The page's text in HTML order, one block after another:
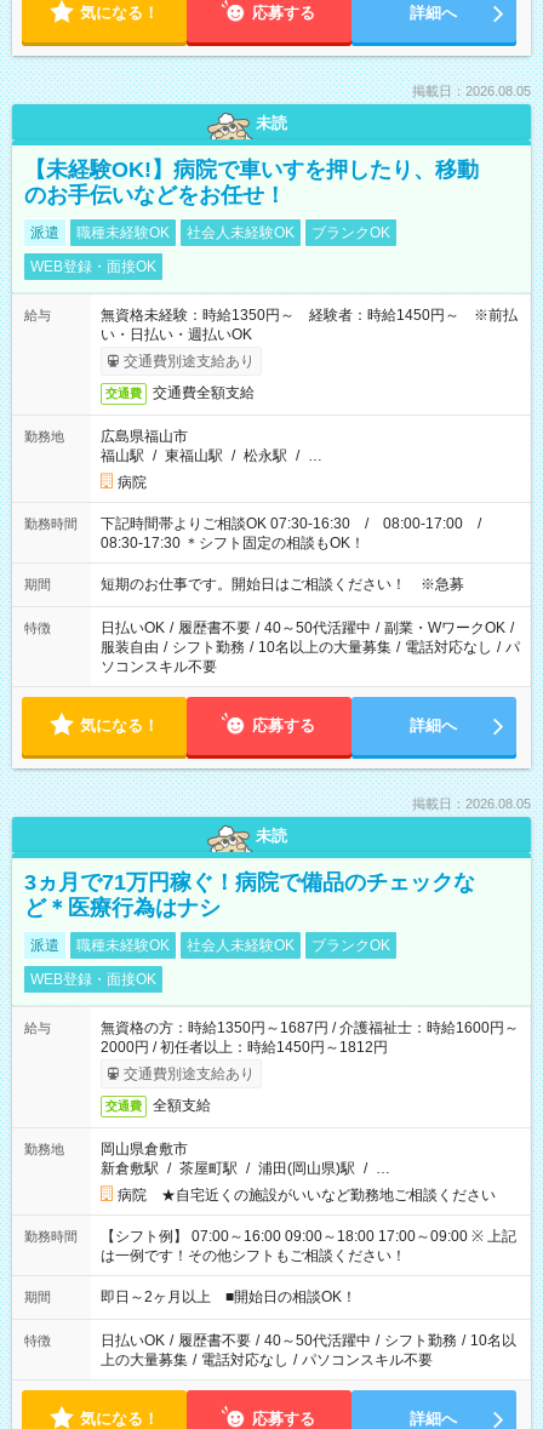
気になる！ 応募する 詳細へ
掲載日：2026.08.05
未読
【未経験OK!】病院で車いすを押したり、移動
のお手伝いなどをお任せ！
派遣 職種未経験OK 社会人未経験OK
ブランクOK
WEB登録・面接OK
給与
無資格未経験：時給1350円～ 経験者：時給1450円～ ※前払
い・日払い・週払いOK
交通費別途支給あり
交通費 交通費全額支給
勤務地
広島県福山市
福山駅 / 東福山駅 / 松永駅 / …
病院
勤務時間
下記時間帯よりご相談OK 07:30-16:30 / 08:00-17:00 /
08:30-17:30 ＊シフト固定の相談もOK！
期間 短期のお仕事です。開始日はご相談ください！ ※急募
特徴 日払いOK / 履歴書不要 / 40～50代活躍中 / 副業・WワークOK /
服装自由 / シフト勤務 / 10名以上の大量募集 / 電話対応なし / パ
ソコンスキル不要
気になる！ 応募する 詳細へ
掲載日：2026.08.05
未読
3ヵ月で71万円稼ぐ！病院で備品のチェックな
ど＊医療行為はナシ
派遣 職種未経験OK 社会人未経験OK
ブランクOK
WEB登録・面接OK
給与
無資格の方：時給1350円～1687円 / 介護福祉士：時給1600円～
2000円 / 初任者以上：時給1450円～1812円
交通費別途支給あり
交通費 全額支給
勤務地
岡山県倉敷市
新倉敷駅 / 茶屋町駅 / 浦田(岡山県)駅 / …
病院 ★自宅近くの施設がいいなど勤務地ご相談ください
勤務時間
【シフト例】 07:00～16:00 09:00～18:00 17:00～09:00 ※ 上記
は一例です！その他シフトもご相談ください！
期間 即日～2ヶ月以上 ■開始日の相談OK！
特徴 日払いOK / 履歴書不要 / 40～50代活躍中 / シフト勤務 / 10名以
上の大量募集 / 電話対応なし / パソコンスキル不要
気になる！ 応募する 詳細へ